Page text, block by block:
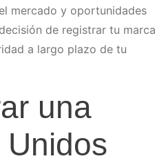
mercado y oportunidades
de registrar tu marca
a largo plazo de tu
una